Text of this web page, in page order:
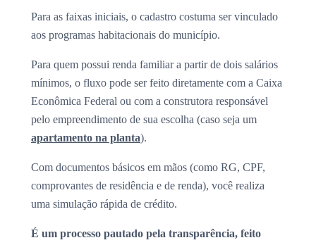
Para as faixas iniciais, o cadastro costuma ser vinculado
aos programas habitacionais do município.
Para quem possui renda familiar a partir de dois salários
mínimos, o fluxo pode ser feito diretamente com a Caixa
Econômica Federal ou com a construtora responsável
pelo empreendimento de sua escolha (caso seja um
apartamento na planta).
Com documentos básicos em mãos (como RG, CPF,
comprovantes de residência e de renda), você realiza
uma simulação rápida de crédito.
É um processo pautado pela transparência, feito